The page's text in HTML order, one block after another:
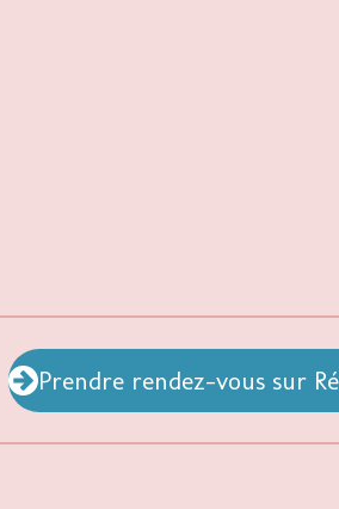
Prendre rendez-vous sur